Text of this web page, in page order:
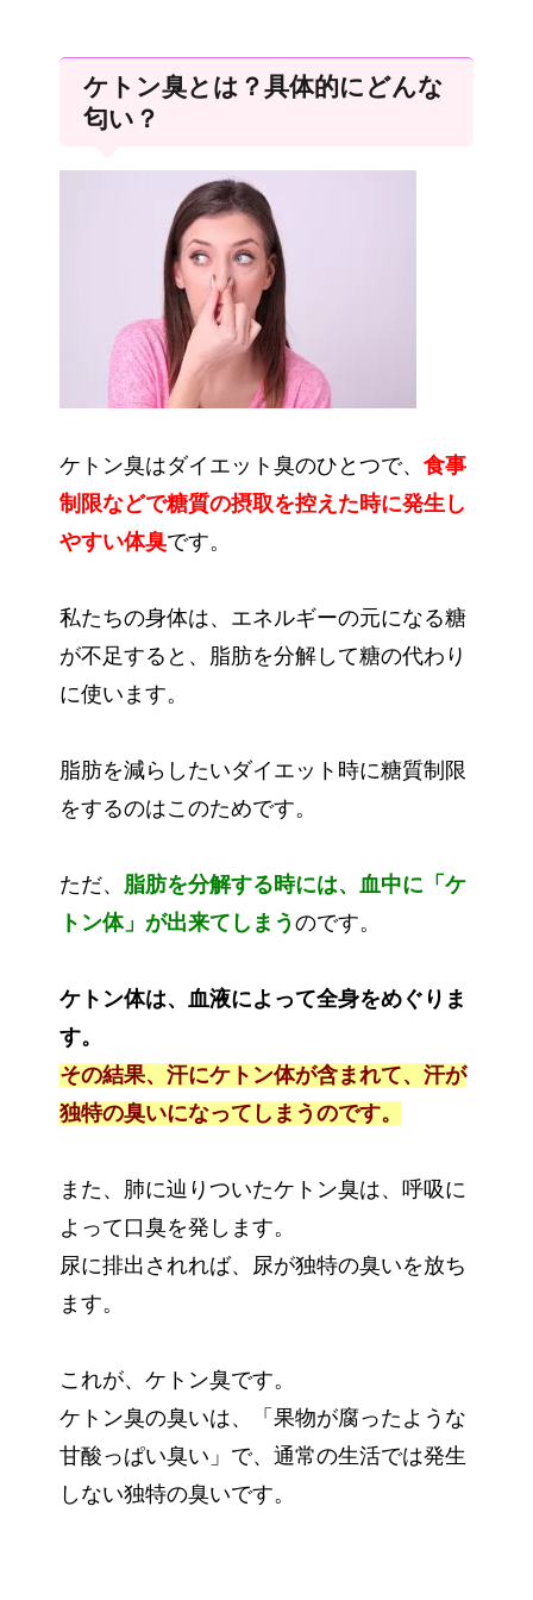
ケトン臭とは？具体的にどんな
匂い？
ケトン臭はダイエット臭のひとつで、 食事
制限などで糖質の摂取を控えた時に発生し
やすい体臭です。
私たちの身体は、エネルギーの元になる糖
が不足すると、脂肪を分解して糖の代わり
に使います。
脂肪を減らしたいダイエット時に糖質制限
をするのはこのためです。
ただ、 脂肪を分解する時には、血中に「ケ
トン体」が出来てしまう のです。
ケトン体は、血液によって全身をめぐりま
す。
その結果、汗にケトン体が含まれて、汗が
独特の臭いになってしまうのです。
また、肺に辿りついたケトン臭は、呼吸に
よって口臭を発します。
尿に排出されれば、尿が独特の臭いを放ち
ます。
これが、ケトン臭です。
ケトン臭の臭いは、「果物が腐ったような
甘酸っぱい臭い」で、通常の生活では発生
しない独特の臭いです。